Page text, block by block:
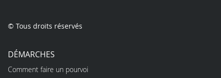
© Tous droits réservés
DÉMARCHES
Comment faire un pourvoi